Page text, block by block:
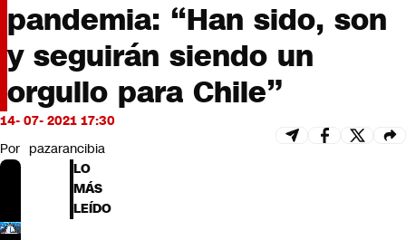
Bits
CNN tiempo
Futuro 360
Opinión
pandemia: “Han sido, son
y seguirán siendo un
orgullo para Chile”
14- 07- 2021 17:30
Por pazarancibia
LO
MÁS
LEÍDO